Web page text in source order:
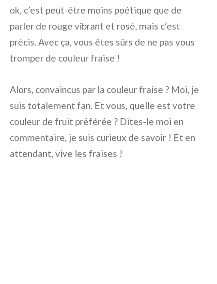
ok, c’est peut-être moins poétique que de
parler de rouge vibrant et rosé, mais c’est
précis. Avec ça, vous êtes sûrs de ne pas vous
tromper de couleur fraise !
Alors, convaincus par la couleur fraise ? Moi, je
suis totalement fan. Et vous, quelle est votre
couleur de fruit préférée ? Dites-le moi en
commentaire, je suis curieux de savoir ! Et en
attendant, vive les fraises !